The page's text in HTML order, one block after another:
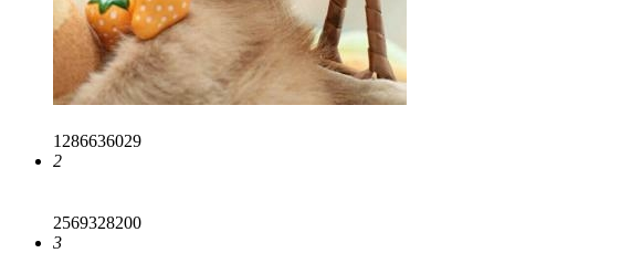
1286636029
2
2569328200
3